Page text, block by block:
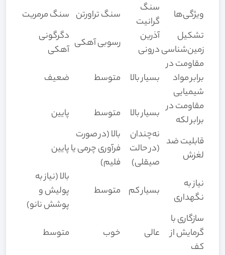
ویژگی‌ها
سنگ
گرانیت
سنگ تراورتن سنگ مرمریت
تشکیل
زمین‌شناسی
آذرین
درونی
رسوبی آهکی دگرگونی
آهکی
مقاومت در
برابر مواد
شیمیایی
بسیار بالا متوسط
ضعیف
مقاومت در
برابر لکه
بسیار بالا متوسط
پایین
قابلیت ضد
لغزش
نه‌چندان
(در حالت
صیقلی)
بالا (در صورت
فرآوری چرمی یا
فلیم)
پایین
نیاز به
نگهداری
بسیار کم متوسط
بالا (نیاز به
پولیش و
پوشش نانو)
سازگاری با
گرمایش از
کف
عالی خوب متوسط